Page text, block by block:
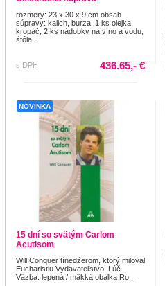
rozmery: 23 x 30 x 9 cm obsah
súpravy: kalich, burza, 1 ks olejka,
kropáč, 2 ks nádobky na víno a vodu,
štóla...
s DPH 436.65,- €
NOVINKA
15 dní so svätým Carlom
Acutisom
Will Conquer tínedžerom, ktorý miloval
Eucharistiu Vydavateľstvo: Lúč
Väzba: lepená / mäkká obálka Ro...